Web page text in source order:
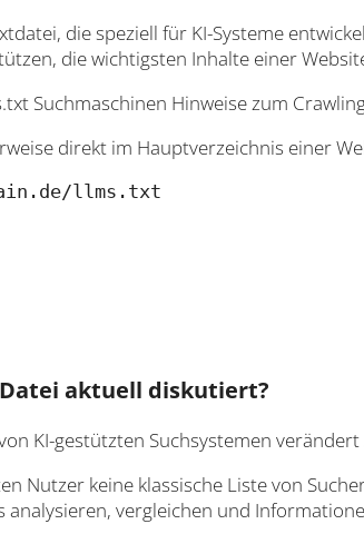
die speziell für KI-Systeme
die wichtigsten Inhalte einer
Suchmaschinen Hinweise zum
direkt im Hauptverzeichnis einer
llms.txt
aktuell diskutiert?
KI-gestützten Suchsystemen
Nutzer keine klassische Liste von
analysieren, vergleichen und